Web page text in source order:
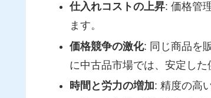
仕入れコストの上昇: 価格管
ます。
価格競争の激化: 同じ商品を
に中古品市場では、安定した
時間と労力の増加: 精度の高